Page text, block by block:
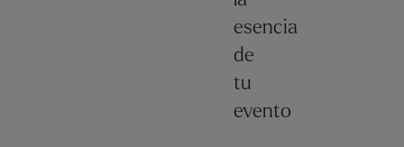
esencia
de
tu
evento